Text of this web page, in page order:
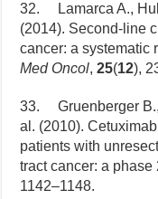
32. Lamarca A.,
(2014). Second-line
cancer: a systematic
Med Oncol,25(12),
33. Gruenberger B.,
al. (2010).
patients with
tract cancer: a phase
1142–1148.